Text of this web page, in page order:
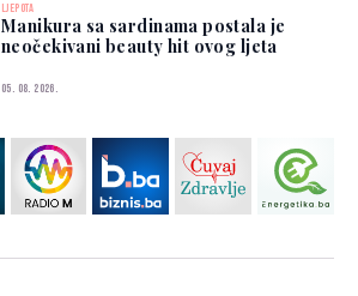
LJEPOTA
Manikura sa sardinama postala je
neočekivani beauty hit ovog ljeta
05. 08. 2026.